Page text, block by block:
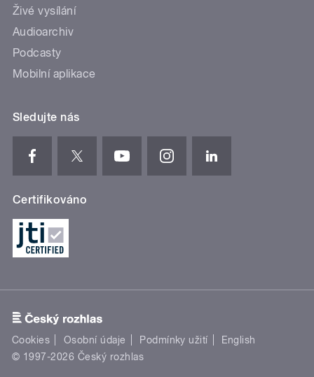
Živé vysílání
Audioarchiv
Podcasty
Mobilní aplikace
Sledujte nás
Certifikováno
Cookies Osobní údaje Podmínky užití
English
© 1997-2026 Český rozhlas